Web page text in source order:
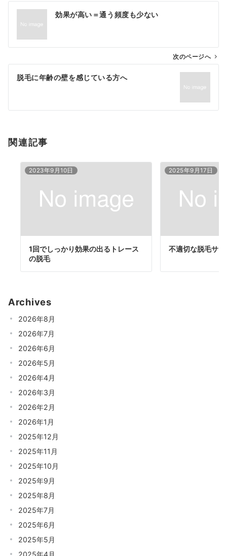
ン
効果が高い＝通う頻度も少ない
次のページへ
脱毛に年齢の壁を感じている方へ
関連記事
2023年9月10日
1回でしっかり効果の出るトレース
の脱毛
2025年9月17日
不適切な脱毛サ
Archives
2026年8月
2026年7月
2026年6月
2026年5月
2026年4月
2026年3月
2026年2月
2026年1月
2025年12月
2025年11月
2025年10月
2025年9月
2025年8月
2025年7月
2025年6月
2025年5月
2025年4月